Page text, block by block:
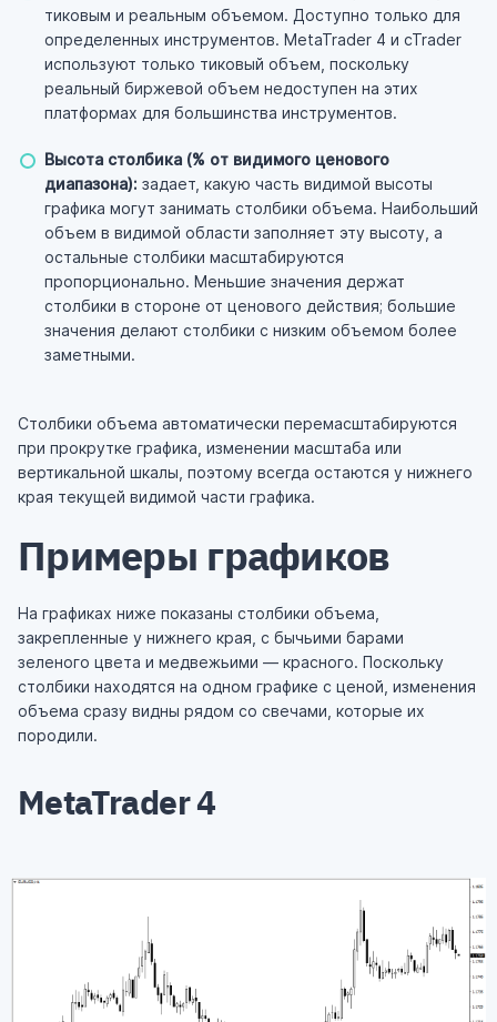
тиковым и реальным объемом. Доступно только для
определенных инструментов. MetaTrader 4 и cTrader
используют только тиковый объем, поскольку
реальный биржевой объем недоступен на этих
платформах для большинства инструментов.
Высота столбика (% от видимого ценового
диапазона): задает, какую часть видимой высоты
графика могут занимать столбики объема. Наибольший
объем в видимой области заполняет эту высоту, а
остальные столбики масштабируются
пропорционально. Меньшие значения держат
столбики в стороне от ценового действия; большие
значения делают столбики с низким объемом более
заметными.
Столбики объема автоматически перемасштабируются
при прокрутке графика, изменении масштаба или
вертикальной шкалы, поэтому всегда остаются у нижнего
края текущей видимой части графика.
Примеры графиков
На графиках ниже показаны столбики объема,
закрепленные у нижнего края, с бычьими барами
зеленого цвета и медвежьими — красного. Поскольку
столбики находятся на одном графике с ценой, изменения
объема сразу видны рядом со свечами, которые их
породили.
MetaTrader 4